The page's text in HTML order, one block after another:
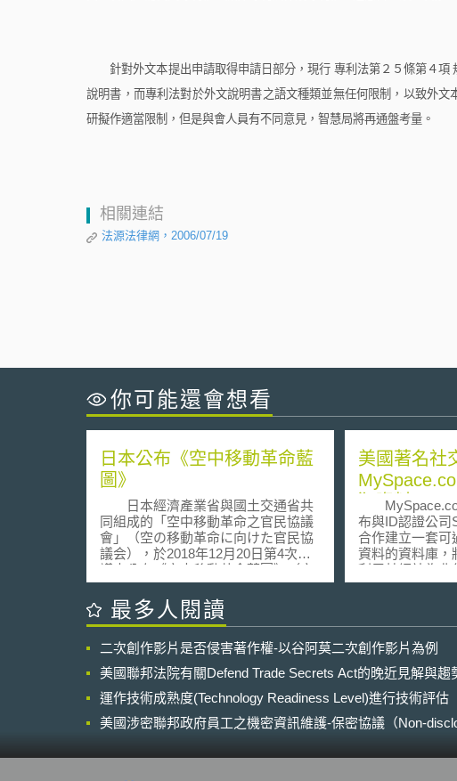
針對外文本提出申請取得申請日部分，現行 專利法第２５條第４項
說明書，而專利法對於外文說明書之語文種類並無任何限制，以致外
研擬作適當限制，但是與會人員有不同意見，智慧局將再通盤考量。
相關連結
法源法律網，2006/07/19
你可能還會想看
日本公布《空中移動革命藍
圖》
日本經濟產業省與國土交通省共
同組成的「空中移動革命之官民協議
會」（空の移動革命に向けた官民協
議会），於2018年12月20日第4次會
議中公布《空中移動革命藍圖》（空
の移動革命に向けたロードマップ，
以下簡稱「本藍圖」），期待飛天車
（electric vertical take-off and landing,
或欲前往離島、山間地區等情形下，
提供新移動方式，也可運用於災害時
的急救搬運及迅速運送物資等。
本藍圖之「飛天車」係電動垂直起降
型的自動駕駛航空機，外型近似直升
機，並規劃三條發展路線：實際應用
術之研發。從實際應用目標出發，本
美國著名社
犯資料
布與ID認證公司
合作建立一套可
資料的資料庫，
利用其網站為非
長組織曾發表公
關註冊以及信件
MySpace.com
關規範隱私權的
電子通訊隱私法
該請求不合法為
已同意向賓州法
最多人閱讀
二次創作影片是否侵害著作權-以谷阿莫二次創作影片為例
美國聯邦法院有關Defend Trade Secrets Act的晚近見解與趨
運作技術成熟度(Technology Readiness Level)進行技術評估
美國涉密聯邦政府員工之機密資訊維護-保密協議（Non-